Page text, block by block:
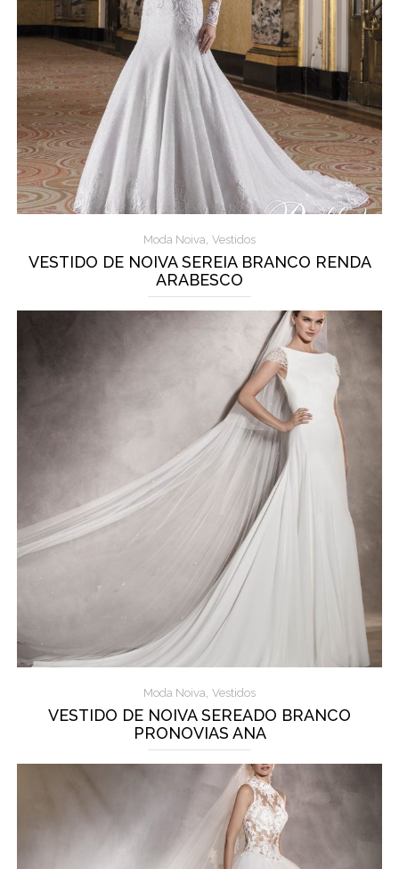
Moda Noiva, Vestidos
VESTIDO DE NOIVA SEREIA BRANCO RENDA
ARABESCO
Moda Noiva, Vestidos
VESTIDO DE NOIVA SEREADO BRANCO
PRONOVIAS ANA